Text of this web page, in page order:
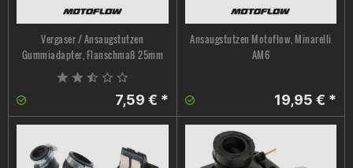
Vergaser / Ansaugstutzen
Gummiadapter, Flanschmaß 25mm
7,59 € *
Ansaugstutzen Motoflow, Minarelli
AM6
19,95 € *